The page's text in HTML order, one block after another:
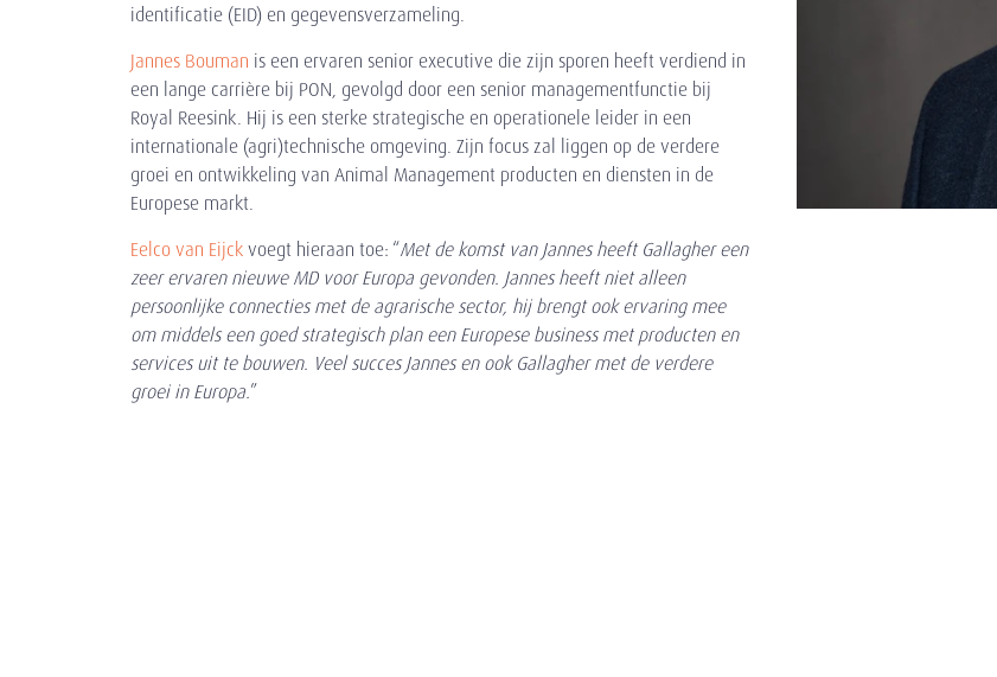
identificatie (EID) en gegevensverzameling.
Jannes Bouman is een ervaren senior executive die zijn sporen heeft verdiend in
een lange carrière bij PON, gevolgd door een senior managementfunctie bij
Royal Reesink. Hij is een sterke strategische en operationele leider in een
internationale (agri)technische omgeving. Zijn focus zal liggen op de verdere
groei en ontwikkeling van Animal Management producten en diensten in de
Europese markt.
Eelco van Eijckvoegt hieraan toe: “Met de komst van Jannes heeft Gallagher een
zeer ervaren nieuwe MD voor Europa gevonden. Jannes heeft niet alleen
persoonlijke connecties met de agrarische sector, hij brengt ook ervaring mee
om middels een goed strategisch plan een Europese business met producten en
services uit te bouwen. Veel succes Jannes en ook Gallagher met de verdere
groei in Europa.”